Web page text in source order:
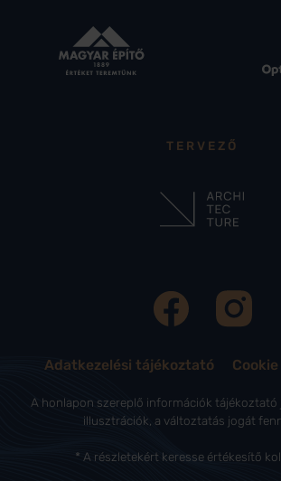
TERVEZŐ
Adatkezelési tájékoztató
A honlapon szereplő információk tájékoztató
illusztrációk, a változtatás jogát
* A részletekért keresse értékesítő